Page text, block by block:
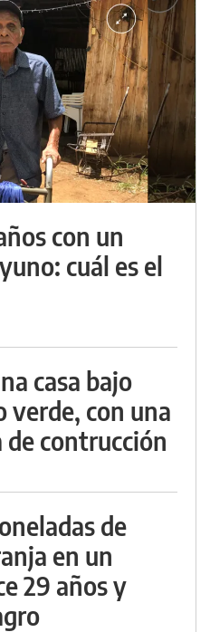
con un
cuál es el
casa bajo
verde, con una
contrucción
de
en un
29 años y